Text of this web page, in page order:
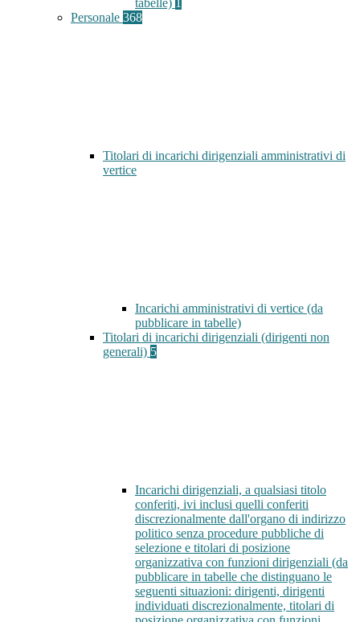
tabelle) 1
Personale 368
Titolari di incarichi dirigenziali amministrativi di
vertice
Incarichi amministrativi di vertice (da
pubblicare in tabelle)
Titolari di incarichi dirigenziali (dirigenti non
generali) 5
Incarichi dirigenziali, a qualsiasi titolo
conferiti, ivi inclusi quelli conferiti
discrezionalmente dall'organo di indirizzo
politico senza procedure pubbliche di
selezione e titolari di posizione
organizzativa con funzioni dirigenziali (da
pubblicare in tabelle che distinguano le
seguenti situazioni: dirigenti, dirigenti
individuati discrezionalmente, titolari di